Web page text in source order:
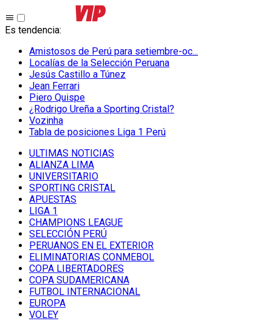
Es tendencia:
Amistosos de Perú para setiembre-oc...
Localías de la Selección Peruana
Jesús Castillo a Túnez
Jean Ferrari
Piero Quispe
¿Rodrigo Ureña a Sporting Cristal?
Vozinha
Tabla de posiciones Liga 1 Perú
ULTIMAS NOTICIAS
ALIANZA LIMA
UNIVERSITARIO
SPORTING CRISTAL
APUESTAS
LIGA 1
CHAMPIONS LEAGUE
SELECCIÓN PERÚ
PERUANOS EN EL EXTERIOR
ELIMINATORIAS CONMEBOL
COPA LIBERTADORES
COPA SUDAMERICANA
FUTBOL INTERNACIONAL
EUROPA
VOLEY